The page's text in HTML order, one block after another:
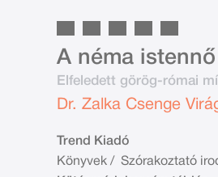
A néma istennő
Elfeledett görög-római
Dr. Zalka Csenge
Trend Kiadó
Könyvek / Szórakoztató